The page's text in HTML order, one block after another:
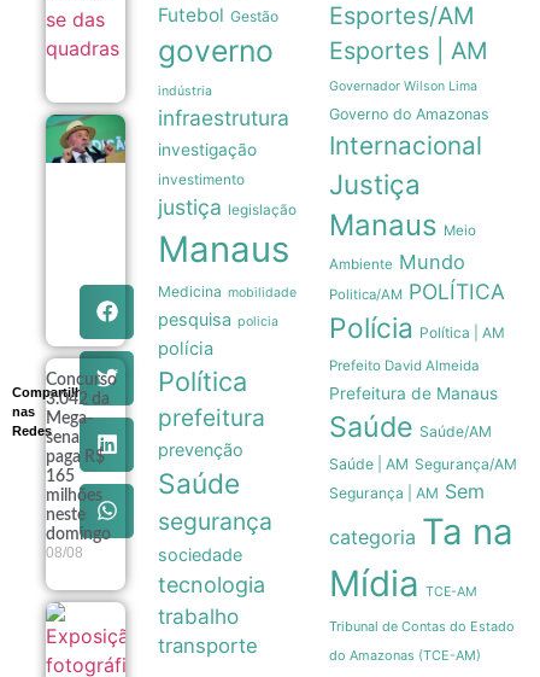
Compartilhe
nas
Redes
pretende
apresentar
preservação
Amazônia
Trump
Concurso
3.042 da
Mega-
sena
paga R$
165
milhões
neste
domingo
08/08
Exposição
fotográfica
Futebol Gestão
governo
indústria
infraestrutura
investigação
investimento
justiça legislação
Manaus
Medicina mobilidade
pesquisa policia
polícia
Política
prefeitura
prevenção
Saúde
segurança
sociedade
tecnologia
trabalho
transporte
Esportes/AM
Esportes | AM
Governador Wilson Lima
Governo do Amazonas
Internacional
Justiça
Manaus Meio
Ambiente Mundo
Politica/AM POLÍTICA
Polícia Política | AM
Prefeito David Almeida
Prefeitura de Manaus
Saúde Saúde/AM
Saúde | AM Segurança/AM
Segurança | AM Sem
categoria Ta na
Mídia TCE-AM
Tribunal de Contas do Estado
do Amazonas (TCE-AM)